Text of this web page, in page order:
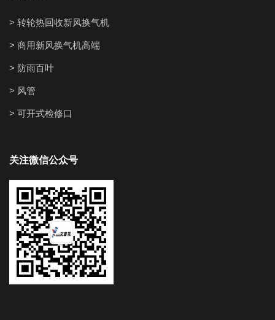
> 转轮热回收新风换气机
> 商用新风换气机高端
> 防雨百叶
> 风管
> 可开式检修口
关注微信公众号